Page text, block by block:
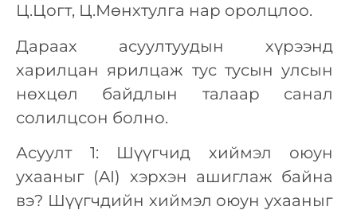
Ц.Цогт, Ц.Мөнхтулга нар оролцлоо.
Дараах асуултуудын хүрээнд
харилцан ярилцаж тус тусын улсын
нөхцөл байдлын талаар санал
солилцсон болно.
Асуулт 1: Шүүгчид хиймэл оюун
ухааныг (AI) хэрхэн ашиглаж байна
вэ? Шүүгчдийн хиймэл оюун ухааныг